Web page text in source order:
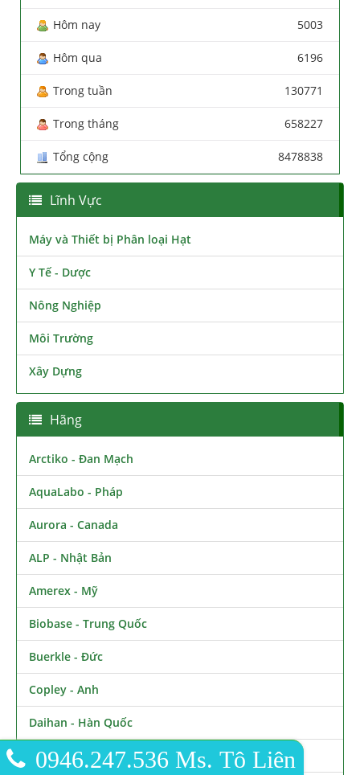
Hôm nay 5003
Hôm qua 6196
Trong tuần 130771
Trong tháng 658227
Tổng cộng 8478838
Lĩnh Vực
Máy và Thiết bị Phân loại Hạt
Y Tế - Dược
Nông Nghiệp
Môi Trường
Xây Dựng
Hãng
Arctiko - Đan Mạch
AquaLabo - Pháp
Aurora - Canada
ALP - Nhật Bản
Amerex - Mỹ
Biobase - Trung Quốc
Buerkle - Đức
Copley - Anh
Daihan - Hàn Quốc
Evermed - Italia
0946.247.536 Ms. Tô Liên